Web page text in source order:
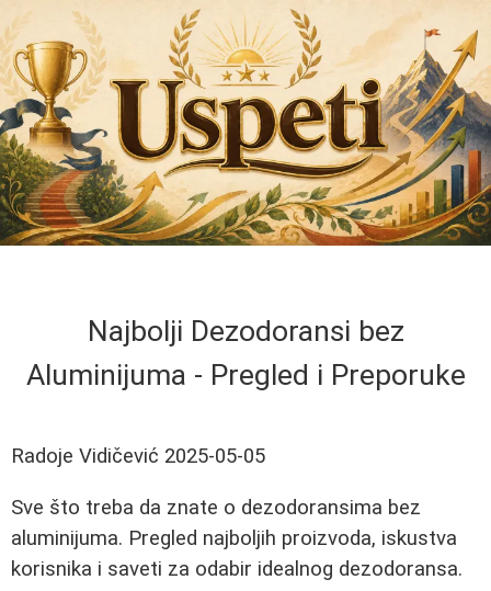
Najbolji Dezodoransi bez
Aluminijuma - Pregled i Preporuke
Radoje Vidičević 2025-05-05
Sve što treba da znate o dezodoransima bez
aluminijuma. Pregled najboljih proizvoda, iskustva
korisnika i saveti za odabir idealnog dezodoransa.